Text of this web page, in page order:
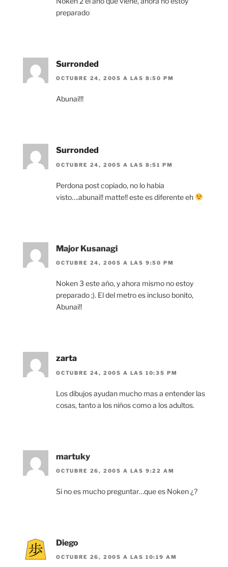
preparado
Surronded
OCTUBRE 24, 2005 A LAS 8:50 PM
Abunai!!!
Surronded
OCTUBRE 24, 2005 A LAS 8:51 PM
Perdona post copiado, no lo habia
visto….abunai!! matte!! este es diferente eh
Major Kusanagi
OCTUBRE 24, 2005 A LAS 9:50 PM
Noken 3 este año, y ahora mismo no estoy
preparado ;). El del metro es incluso bonito,
Abunai!!
zarta
OCTUBRE 24, 2005 A LAS 10:35 PM
Los dibujos ayudan mucho mas a entender las
cosas, tanto a los niños como a los adultos.
martuky
OCTUBRE 26, 2005 A LAS 9:22 AM
Si no es mucho preguntar…que es Noken ¿?
Diego
OCTUBRE 26, 2005 A LAS 10:19 AM